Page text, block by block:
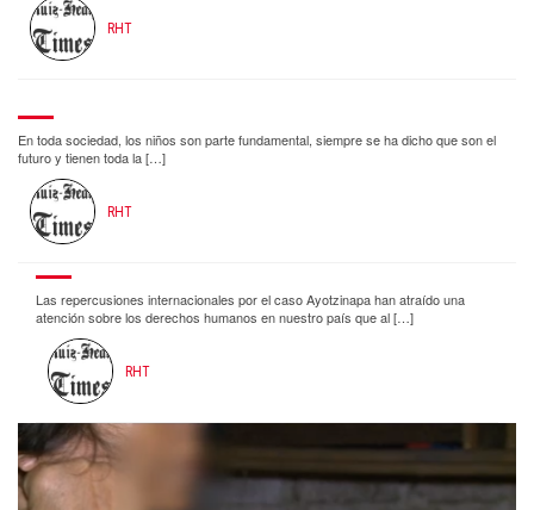
RHT
En toda sociedad, los niños son parte fundamental, siempre se ha dicho que son el
futuro y tienen toda la […]
RHT
Las repercusiones internacionales por el caso Ayotzinapa han atraído una
atención sobre los derechos humanos en nuestro país que al […]
RHT